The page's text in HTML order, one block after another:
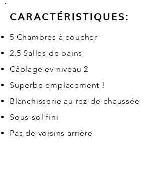
CARACTÉRISTIQUES:
5 Chambres à coucher
2.5 Salles de bains
Câblage ev niveau 2
Superbe emplacement !
Blanchisserie au rez-de-chaussée
Sous-sol fini
Pas de voisins arrière